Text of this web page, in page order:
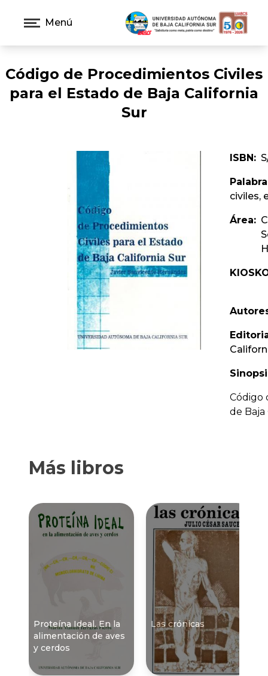
Menú
Código de Procedimientos Civiles
para el Estado de Baja California
Sur
ISBN:
civiles,
Área:
Código
de Baja
Más libros
Proteí­na Ideal. En la
alimentación de aves
y cerdos
Las crónicas